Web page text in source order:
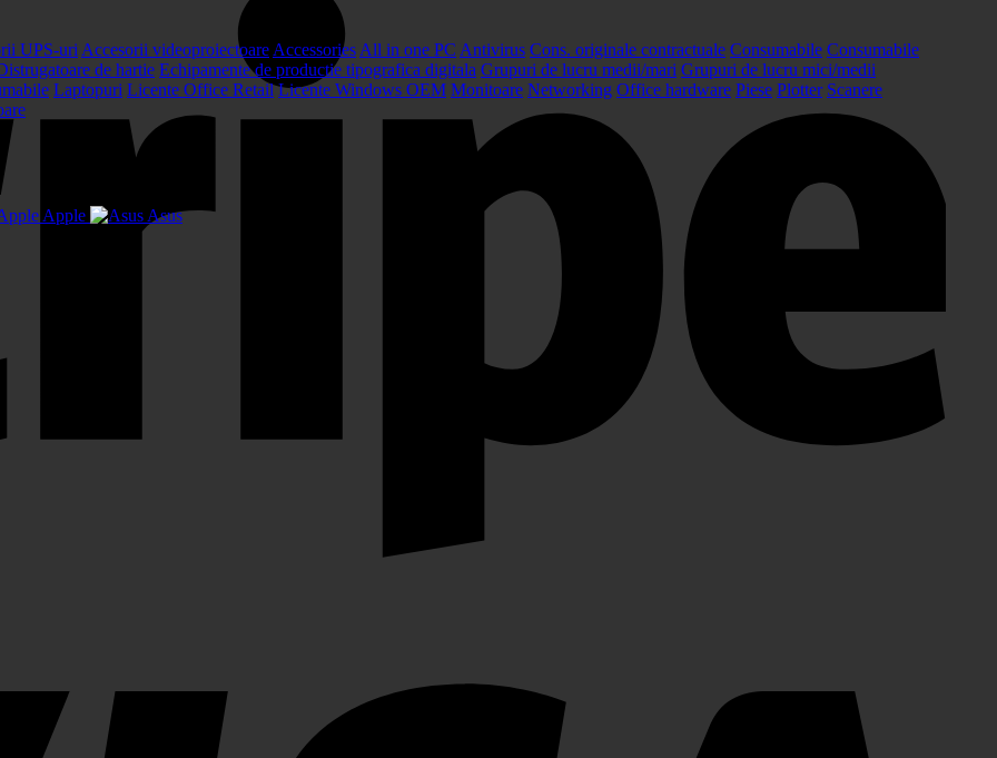
UPS-uri Accesorii videoproiectoare Accessories All in one PC Antivirus Cons. originale contractuale Consumabile Consumabile
de hartie Echipamente de productie tipografica digitala Grupuri de lucru medii/mari Grupuri de lucru mici/medii
Laptopuri Licente Office Retail Licente Windows OEM Monitoare Networking Office hardware Piese Plotter Scanere
Apple Asus